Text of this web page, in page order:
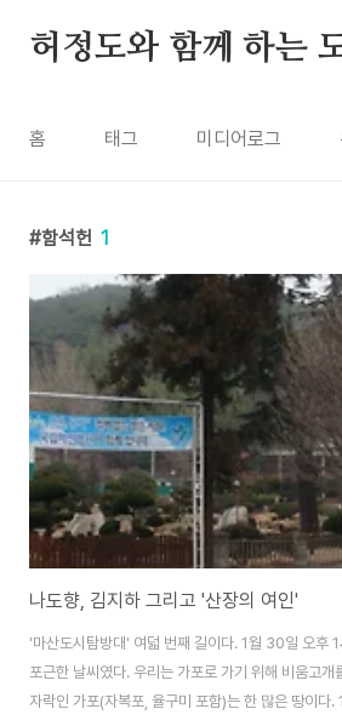
허정도와 함께 하는
홈 태그 미디어로그
함석헌 1
나도향, 김지하 그리고 '산장의 여인'
'마산도시탐방대' 여덟 번째 길이다. 1월 30일 오후
포근한 날씨였다. 우리는 가포로 가기 위해 비움고개
자락인 가포(자복포, 율구미 포함)는 한 많은 땅이다.